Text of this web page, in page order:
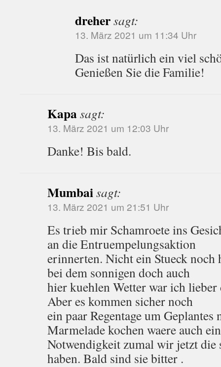
drehersagt:
13. März 2021 um 11:34 Uhr
Das ist natürlich ein viel
Genießen Sie die Familie!
Kapasagt:
13. März 2021 um 12:03 Uhr
Danke! Bis bald.
Mumbaisagt:
13. März 2021 um 21:51 Uhr
Es trieb mir Schamroete ins
an die Entruempelungsaktion
erinnerten. Nicht ein Stueck noch
bei dem sonnigen doch auch
hier kuehlen Wetter war ich lieber
Aber es kommen sicher noch
ein paar Regentage um Geplantes
Marmelade kochen waere auch
Notwendigkeit zumal wir jetzt die
haben. Bald sind sie bitter .